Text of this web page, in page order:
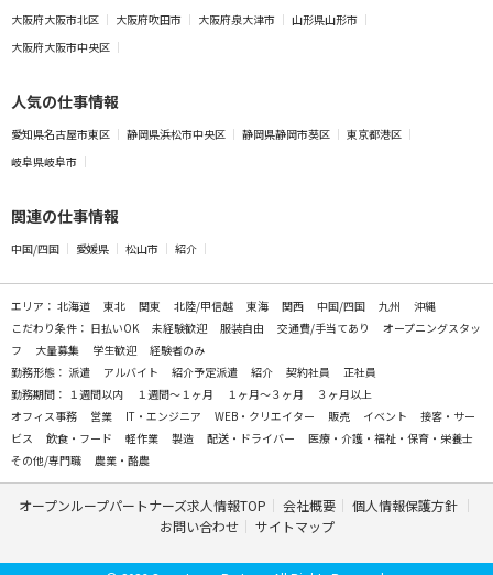
大阪府大阪市北区
大阪府吹田市 大阪府泉大津市
山形県山形市
大阪府大阪市中央区
人気の仕事情報
愛知県名古屋市東区 静岡県浜松市中央区 静岡県静岡市葵区
東京都港区
岐阜県岐阜市
関連の仕事情報
中国/四国 愛媛県 松山市 紹介
エリア： 北海道 東北 関東 北陸/甲信越 東海 関西 中国/四国 九州
沖縄
こだわり条件： 日払いOK 未経験歓迎 服装自由 交通費/手当てあり
オープニングスタッ
フ
大量募集 学生歓迎
経験者のみ
勤務形態： 派遣 アルバイト 紹介予定派遣 紹介 契約社員
正社員
勤務期間： １週間以内 １週間～１ヶ月 １ヶ月～３ヶ月
３ヶ月以上
オフィス事務
営業 IT・エンジニア WEB・クリエイター 販売 イベント
接客・サー
ビス
飲食・フード 軽作業 製造 配送・ドライバー
医療・介護・福祉・保育・栄養士
その他/専門職
農業・酪農
オープンループパートナーズ求人情報TOP 会社概要
個人情報保護方針
お問い合わせ
サイトマップ